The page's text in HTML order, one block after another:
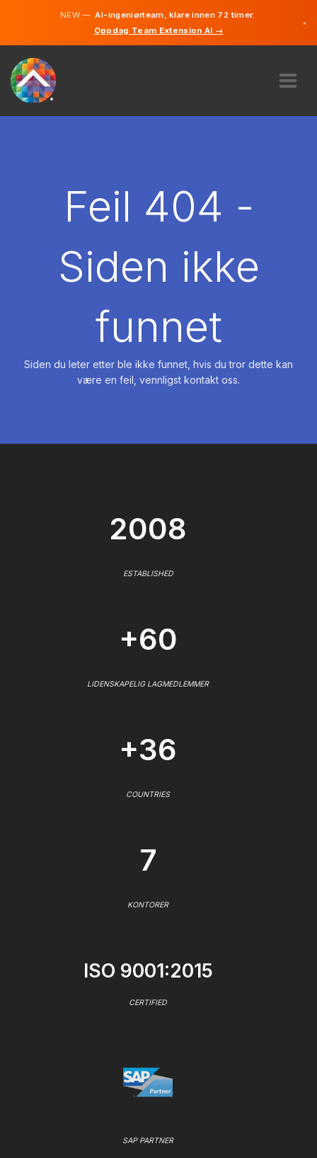
NEW —AI-ingeniørteam, klare innen 72 timer.
Oppdag Team Extension AI →
×
Feil 404 -
Siden ikke
funnet
Siden du leter etter ble ikke funnet, hvis du tror dette kan
være en feil, vennligst kontakt oss.
2008
ESTABLISHED
+60
LIDENSKAPELIG LAGMEDLEMMER
+36
COUNTRIES
7
KONTORER
ISO 9001:2015
CERTIFIED
SAP PARTNER